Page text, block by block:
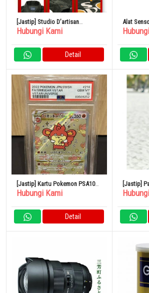
[Jastip] Studio D’artisan
Corduroy Jacket
Hubungi Kami
Detail
Alat
Bangunan
[Jastip] Kartu Pokemon PSA10
Baocki VSTAR SAR
Hubungi Kami
Detail
[Jastip]
One-Piece